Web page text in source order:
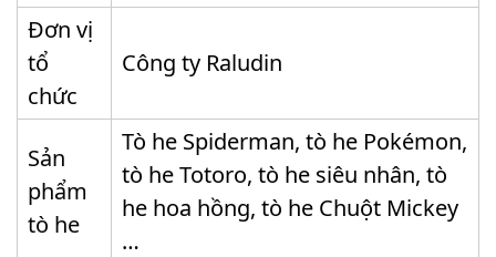
Đơn vị
tổ
chức
Công ty Raludin
Sản
phẩm
tò he
Tò he Spiderman, tò he Pokémon,
tò he Totoro, tò he siêu nhân, tò
he hoa hồng, tò he Chuột Mickey
…